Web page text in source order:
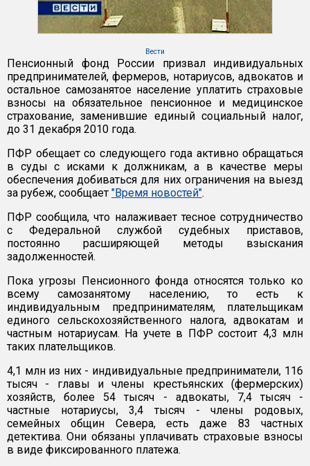
Вести
Пенсионный фонд России призвал индивидуальных
предпринимателей, фермеров, нотариусов, адвокатов и
остальное самозанятое население уплатить страховые
взносы на обязательное пенсионное и медицинское
страхование, заменившие единый социальный налог,
до 31 декабря 2010 года.
ПФР обещает со следующего года активно обращаться
в суды с исками к должникам, а в качестве меры
обеспечения добиваться для них ограничения на выезд
за рубеж, сообщает "Время новостей".
ПФР сообщила, что налаживает тесное сотрудничество
с Федеральной службой судебных приставов,
постоянно расширяющей методы взыскания
задолженностей.
Пока угрозы Пенсионного фонда относятся только ко
всему самозанятому населению, то есть к
индивидуальным предпринимателям, плательщикам
единого сельскохозяйственного налога, адвокатам и
частным нотариусам. На учете в ПФР состоит 4,3 млн
таких плательщиков.
4,1 млн из них - индивидуальные предприниматели, 116
тысяч - главы и члены крестьянских (фермерских)
хозяйств, более 54 тысяч - адвокаты, 7,4 тысяч -
частные нотариусы, 3,4 тысяч - члены родовых,
семейных общин Севера, есть даже 83 частных
детектива. Они обязаны уплачивать страховые взносы
в виде фиксированного платежа.